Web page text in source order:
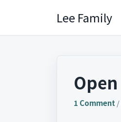
content
Lee Family
1 Comment /